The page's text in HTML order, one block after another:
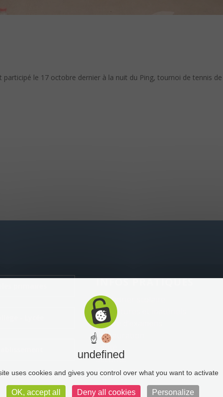
le 17 octobre dernier à la nuit du Ping, tournoi de tennis
INFOS PRATIQUES
Calendrier scolaire
Fournitures et matériels
Centre d’examens
Restauration
Sécurité
Transports
☝
undefined
uses cookies and gives you control over what you want to activate
OK, accept all Deny all cookies Personalize